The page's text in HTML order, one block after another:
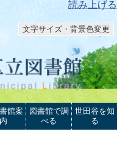
読み上げる
文字サイズ・背景色変更
館案
内
図書館で調
べる
世田谷を知
る